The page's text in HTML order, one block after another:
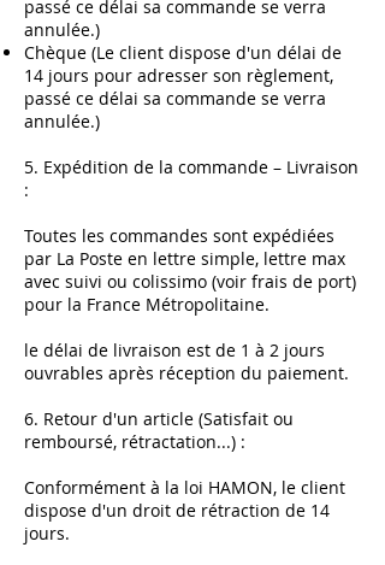
passé ce délai sa commande se verra
annulée.)
Chèque (Le client dispose d'un délai de
14 jours pour adresser son règlement,
passé ce délai sa commande se verra
annulée.)
5. Expédition de la commande – Livraison
:
Toutes les commandes sont expédiées
par La Poste en lettre simple, lettre max
avec suivi ou colissimo (voir frais de port)
pour la France Métropolitaine.
le délai de livraison est de 1 à 2 jours
ouvrables après réception du paiement.
6. Retour d'un article (Satisfait ou
remboursé, rétractation...) :
Conformément à la loi HAMON, le client
dispose d'un droit de rétraction de 14
jours.